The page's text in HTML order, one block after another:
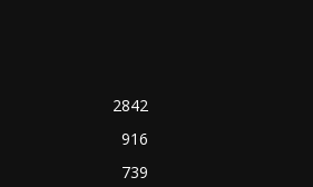
2842
916
739